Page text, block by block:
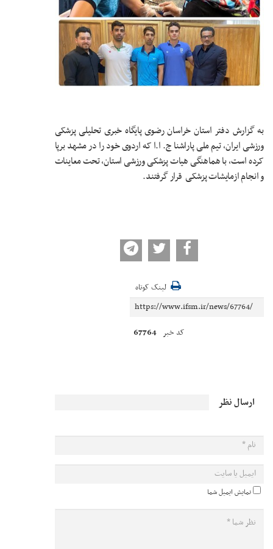
به گزارش دفتر استان خراسان رضوی پایگاه خبری تحلیلی پزشکی
ورزشی ایران، تیم ملی پاراشنا ج. ا.ا که اردوی خود را در مشهد برپا
کرده است، با هماهنگی هیات پزشکی ورزشی استان، تحت معاینات
و انجام ازمایشات پزشکی قرار گرفتند.
لینک کوتاه
کد خبر 67764
ارسال نظر
نمایش ایمیل شما